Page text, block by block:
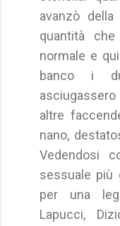
avanzò
quantità
normale e
banco i
altre
nano,
Vedendosi
sessuale più
per una
Lapucci,